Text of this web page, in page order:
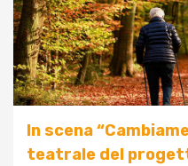
In scena
teatrale del